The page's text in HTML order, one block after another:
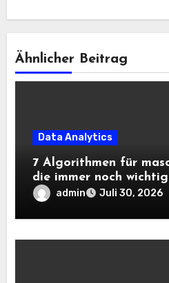
Ähnlicher Beitrag
Data Analytics
7 Algorithmen für
die immer noch
admin Juli 30, 2026